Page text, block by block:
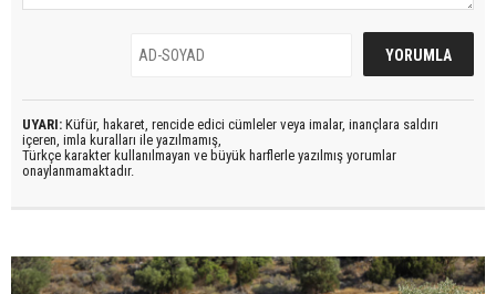
UYARI: Küfür, hakaret, rencide edici cümleler veya imalar, inançlara saldırı
içeren, imla kuralları ile yazılmamış,
Türkçe karakter kullanılmayan ve büyük harflerle yazılmış yorumlar
onaylanmamaktadır.